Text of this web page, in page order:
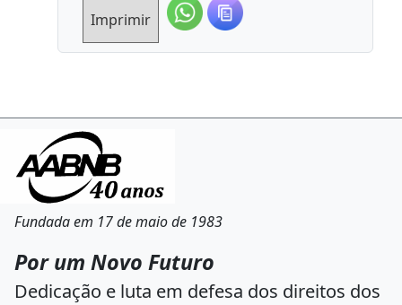
Imprimir
Fundada em 17 de maio de 1983
Por um Novo Futuro
Dedicação e luta em defesa dos direitos dos